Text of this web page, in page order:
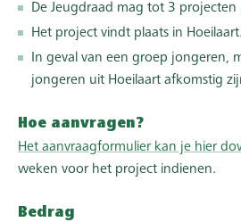
De Jeugdraad mag tot 3 projecten
Het project vindt plaats in Hoeilaart.
In geval van een groep jongeren,
jongeren uit Hoeilaart afkomstig
Hoe aanvragen?
Het aanvraagformulier kan je hier
weken voor het project indienen.
Bedrag